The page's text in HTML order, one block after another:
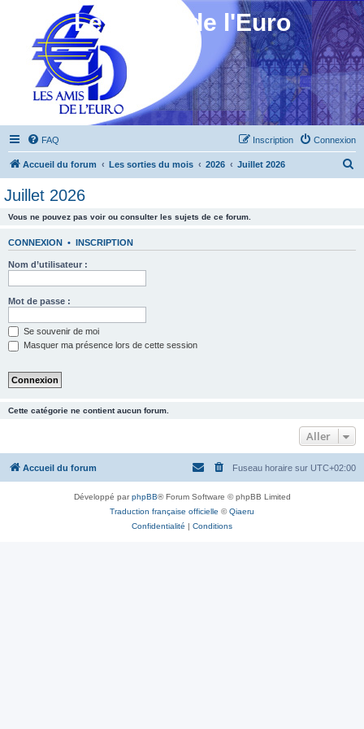
Les Amis de l'Euro
FAQ Connexion
Inscription
Accueil du forum Les sorties du mois 2026 Juillet 2026
Juillet 2026
Vous ne pouvez pas voir ou consulter les sujets de ce forum.
CONNEXION • INSCRIPTION
Nom d’utilisateur :
Mot de passe :
Se souvenir de moi
Masquer ma présence lors de cette session
Cette catégorie ne contient aucun forum.
Aller
Accueil du forum Fuseau horaire sur UTC+02:00
Développé parphpBB® Forum Software © phpBB Limited
Traduction française officielle ©Qiaeru
Confidentialité | Conditions